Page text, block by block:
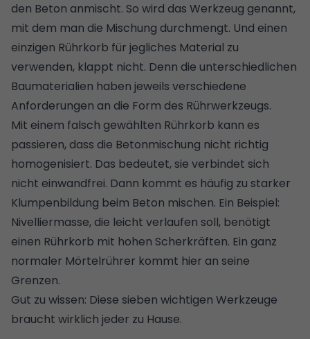
den Beton anmischt. So wird das Werkzeug genannt,
mit dem man die Mischung durchmengt. Und einen
einzigen Rührkorb für jegliches Material zu
verwenden, klappt nicht. Denn die unterschiedlichen
Baumaterialien haben jeweils verschiedene
Anforderungen an die Form des Rührwerkzeugs.
Mit einem falsch gewählten Rührkorb kann es
passieren, dass die Betonmischung nicht richtig
homogenisiert. Das bedeutet, sie verbindet sich
nicht einwandfrei. Dann kommt es häufig zu starker
Klumpenbildung beim Beton mischen. Ein Beispiel:
Nivelliermasse, die leicht verlaufen soll, benötigt
einen Rührkorb mit hohen Scherkräften. Ein ganz
normaler Mörtelrührer kommt hier an seine
Grenzen.
Gut zu wissen: Diese sieben wichtigen Werkzeuge
braucht wirklich jeder zu Hause.